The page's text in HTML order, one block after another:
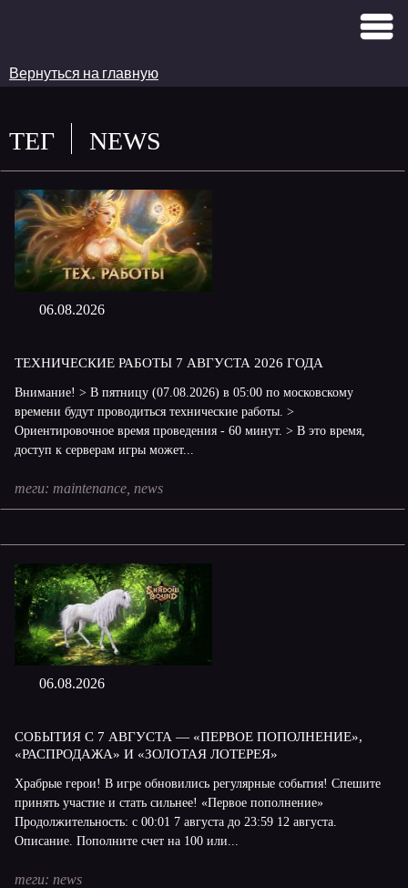
Вернуться на главную
ТЕГ NEWS
06.08.2026
ТЕХНИЧЕСКИЕ РАБОТЫ 7 АВГУСТА 2026 ГОДА
Внимание! > В пятницу (07.08.2026) в 05:00 по московскому
времени будут проводиться технические работы. >
Ориентировочное время проведения - 60 минут. > В это время,
доступ к серверам игры может...
теги: maintenance news
06.08.2026
СОБЫТИЯ С 7 АВГУСТА — «ПЕРВОЕ ПОПОЛНЕНИЕ»,
«РАСПРОДАЖА» И «ЗОЛОТАЯ ЛОТЕРЕЯ»
Храбрые герои! В игре обновились регулярные события! Спешите
принять участие и стать сильнее! «Первое пополнение»
Продолжительность: с 00:01 7 августа до 23:59 12 августа.
Описание. Пополните счет на 100 или...
теги: news